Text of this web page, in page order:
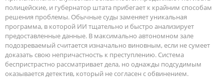
полицейские, и губернатор штата прибегает к крайним способам
решения проблемы. Обычные суды заменяет уникальная
программа, в которой ИИ тщательно и быстро анализирует
предоставленные данные. В максимально автономном зале
подозреваемый считается изначально виновным, если не сумеет
доказать свою непричастность к преступлению. Система
беспристрастно рассматривает дела, но однажды подсудимым
оказывается детектив, который не согласен с обвинением.